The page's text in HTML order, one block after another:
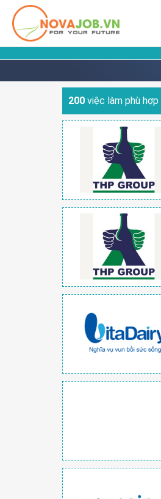
200 việc làm phù hợp